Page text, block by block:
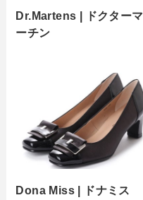
Dr.Martens | ドクターマ
ーチン
Dona Miss | ドナミス